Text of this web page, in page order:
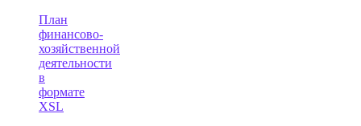
План
финансово-
хозяйственной
деятельности
в
формате
XSL